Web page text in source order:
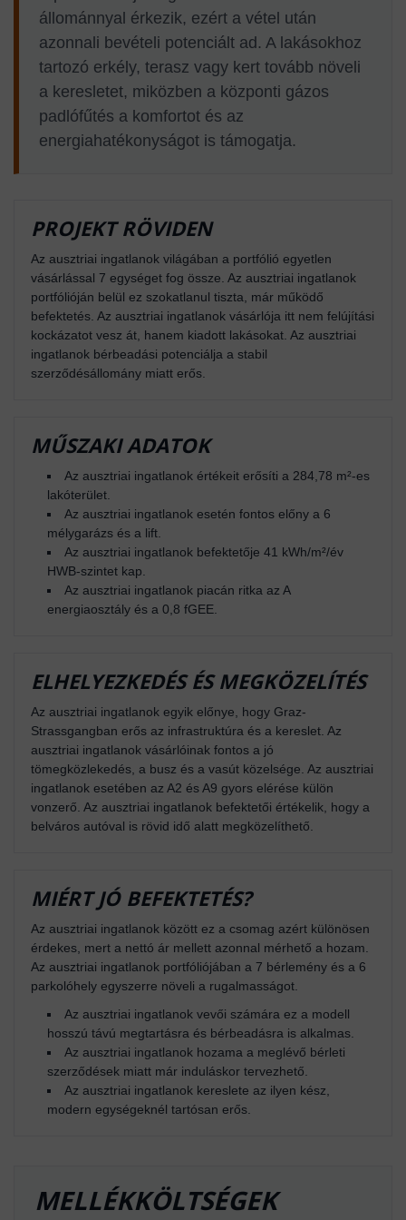
állománnyal érkezik, ezért a vétel után
azonnali bevételi potenciált ad. A lakásokhoz
tartozó erkély, terasz vagy kert tovább növeli
a keresletet, miközben a központi gázos
padlófűtés a komfortot és az
energiahatékonyságot is támogatja.
PROJEKT RÖVIDEN
Az ausztriai ingatlanok világában a portfólió egyetlen
vásárlással 7 egységet fog össze. Az ausztriai ingatlanok
portfólióján belül ez szokatlanul tiszta, már működő
befektetés. Az ausztriai ingatlanok vásárlója itt nem felújítási
kockázatot vesz át, hanem kiadott lakásokat. Az ausztriai
ingatlanok bérbeadási potenciálja a stabil
szerződésállomány miatt erős.
MŰSZAKI ADATOK
Az ausztriai ingatlanok értékeit erősíti a 284,78 m²-es
lakóterület.
Az ausztriai ingatlanok esetén fontos előny a 6
mélygarázs és a lift.
Az ausztriai ingatlanok befektetője 41 kWh/m²/év
HWB-szintet kap.
Az ausztriai ingatlanok piacán ritka az A
energiaosztály és a 0,8 fGEE.
ELHELYEZKEDÉS ÉS MEGKÖZELÍTÉS
Az ausztriai ingatlanok egyik előnye, hogy Graz-
Strassgangban erős az infrastruktúra és a kereslet. Az
ausztriai ingatlanok vásárlóinak fontos a jó
tömegközlekedés, a busz és a vasút közelsége. Az ausztriai
ingatlanok esetében az A2 és A9 gyors elérése külön
vonzerő. Az ausztriai ingatlanok befektetői értékelik, hogy a
belváros autóval is rövid idő alatt megközelíthető.
MIÉRT JÓ BEFEKTETÉS?
Az ausztriai ingatlanok között ez a csomag azért különösen
érdekes, mert a nettó ár mellett azonnal mérhető a hozam.
Az ausztriai ingatlanok portfóliójában a 7 bérlemény és a 6
parkolóhely egyszerre növeli a rugalmasságot.
Az ausztriai ingatlanok vevői számára ez a modell
hosszú távú megtartásra és bérbeadásra is alkalmas.
Az ausztriai ingatlanok hozama a meglévő bérleti
szerződések miatt már induláskor tervezhető.
Az ausztriai ingatlanok kereslete az ilyen kész,
modern egységeknél tartósan erős.
MELLÉKKÖLTSÉGEK